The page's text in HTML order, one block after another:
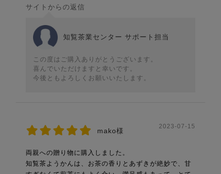
サイトからの返信
知覧茶業センター サポート担当
この度はご購入ありがとうございます。
喜んでいただけますと幸いです。
今後ともよろしくお願いいたします。
mako様
2023-07-15
両親への贈り物に購入しました。
知覧茶ようかんは、お茶の香りとあずきが絶妙で、甘